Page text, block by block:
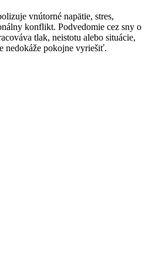
vnútorné napätie, stres,
konflikt. Podvedomie cez sny o
tlak, neistotu alebo situácie,
nedokáže pokojne vyriešiť.